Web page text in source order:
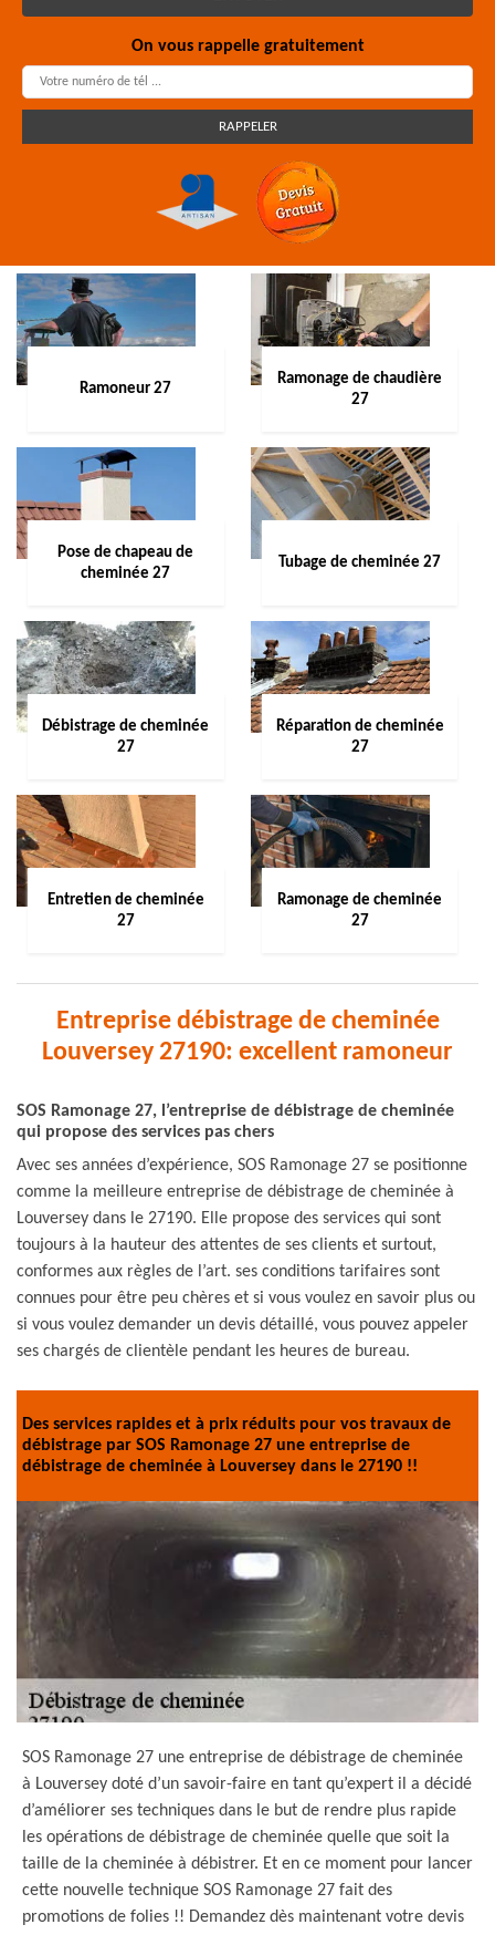
On vous rappelle gratuitement
Ramoneur 27
Ramonage de chaudière
27
Pose de chapeau de
cheminée 27
Tubage de cheminée 27
Débistrage de cheminée
27
Réparation de cheminée
27
Entretien de cheminée
27
Ramonage de cheminée
27
Entreprise débistrage de cheminée
Louversey 27190: excellent ramoneur
SOS Ramonage 27, l’entreprise de débistrage de cheminée
qui propose des services pas chers
Avec ses années d’expérience, SOS Ramonage 27 se positionne
comme la meilleure entreprise de débistrage de cheminée à
Louversey dans le 27190. Elle propose des services qui sont
toujours à la hauteur des attentes de ses clients et surtout,
conformes aux règles de l’art. ses conditions tarifaires sont
connues pour être peu chères et si vous voulez en savoir plus ou
si vous voulez demander un devis détaillé, vous pouvez appeler
ses chargés de clientèle pendant les heures de bureau.
Des services rapides et à prix réduits pour vos travaux de
débistrage par SOS Ramonage 27 une entreprise de
débistrage de cheminée à Louversey dans le 27190 !!
SOS Ramonage 27 une entreprise de débistrage de cheminée
à Louversey doté d’un savoir-faire en tant qu’expert il a décidé
d’améliorer ses techniques dans le but de rendre plus rapide
les opérations de débistrage de cheminée quelle que soit la
taille de la cheminée à débistrer. Et en ce moment pour lancer
cette nouvelle technique SOS Ramonage 27 fait des
promotions de folies !! Demandez dès maintenant votre devis